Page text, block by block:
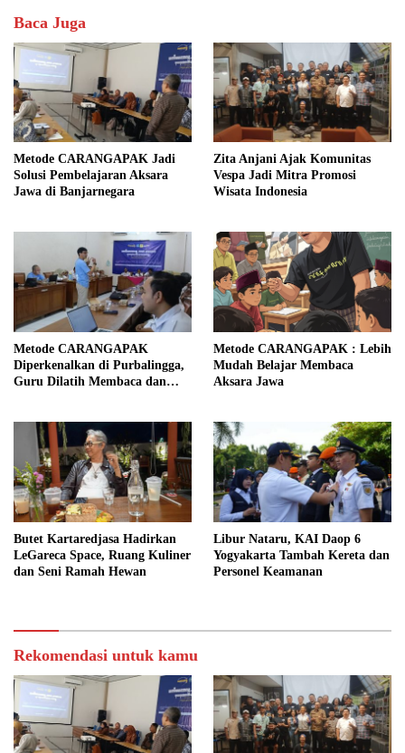
Baca Juga
Metode CARANGAPAK Jadi
Solusi Pembelajaran Aksara
Jawa di Banjarnegara
Zita Anjani Ajak Komunitas
Vespa Jadi Mitra Promosi
Wisata Indonesia
Metode CARANGAPAK
Diperkenalkan di Purbalingga,
Guru Dilatih Membaca dan
Metode CARANGAPAK : Lebih
Mudah Belajar Membaca
Aksara Jawa
Butet Kartaredjasa Hadirkan
LeGareca Space, Ruang Kuliner
dan Seni Ramah Hewan
Libur Nataru, KAI Daop 6
Yogyakarta Tambah Kereta dan
Personel Keamanan
Rekomendasi untuk kamu